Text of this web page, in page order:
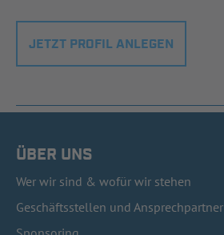
JETZT PROFIL ANLEGEN
ÜBER UNS
Wer wir sind & wofür wir stehen
Geschäftsstellen und Ansprechpartner